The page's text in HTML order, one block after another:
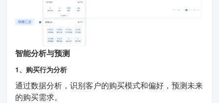
智能分析与预测
1、购买行为分析
通过数据分析，识别客户的购买模式和偏好，预测未来
的购买需求。